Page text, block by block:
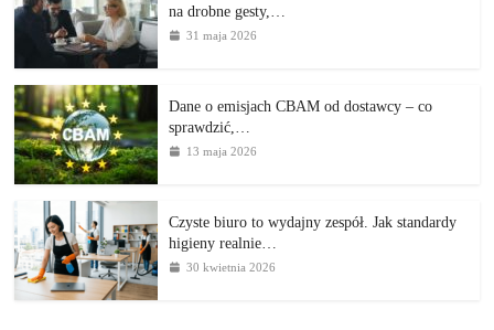
na drobne gesty,…
31 maja 2026
Dane o emisjach CBAM od dostawcy – co
sprawdzić,…
13 maja 2026
Czyste biuro to wydajny zespół. Jak standardy
higieny realnie…
30 kwietnia 2026